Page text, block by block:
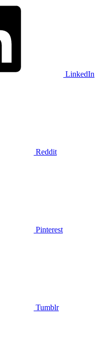
LinkedIn
Reddit
Pinterest
Tumblr